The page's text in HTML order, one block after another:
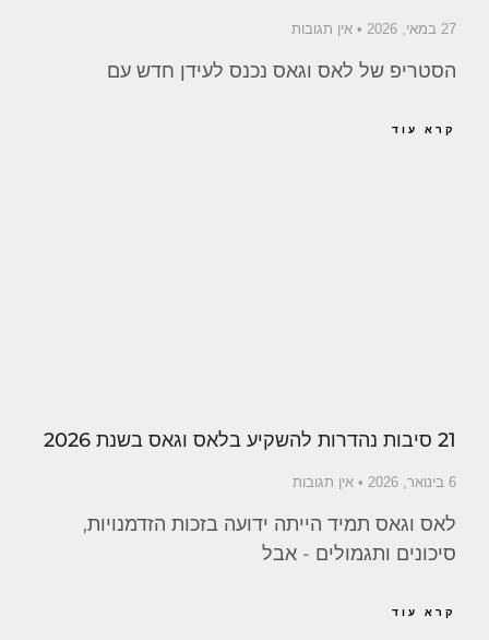
27 במאי, 2026 אין תגובות
הסטריפ של לאס וגאס נכנס לעידן חדש עם
קרא עוד
21 סיבות נהדרות להשקיע בלאס וגאס בשנת 2026
6 בינואר, 2026 אין תגובות
לאס וגאס תמיד הייתה ידועה בזכות הזדמנויות,
סיכונים ותגמולים - אבל
קרא עוד